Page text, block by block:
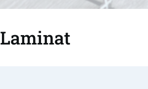
Laminat